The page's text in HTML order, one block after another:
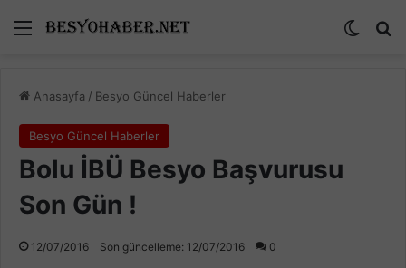
Menü Dış
Anasayfa / Besyo Güncel Haberler
Besyo Güncel Haberler
Bolu İBÜ Besyo Başvurusu
Son Gün !
12/07/2016 Son güncelleme: 12/07/2016 0